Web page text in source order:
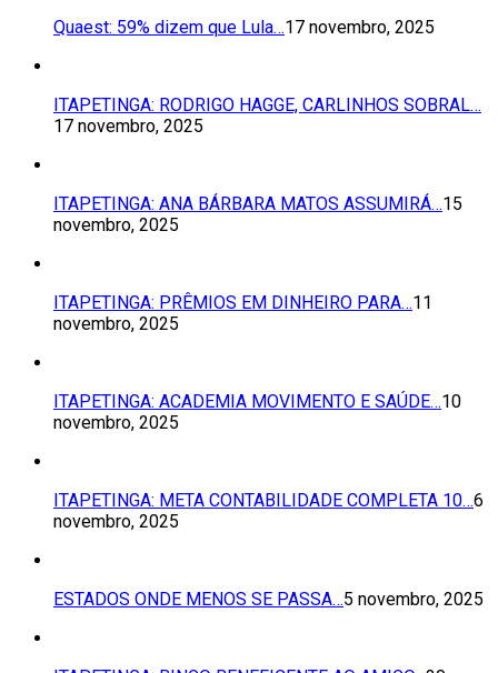
Quaest: 59% dizem que Lula…17 novembro, 2025
ITAPETINGA: RODRIGO HAGGE, CARLINHOS SOBRAL…
17 novembro, 2025
ITAPETINGA: ANA BÁRBARA MATOS ASSUMIRÁ…15
novembro, 2025
ITAPETINGA: PRÊMIOS EM DINHEIRO PARA…11
novembro, 2025
ITAPETINGA: ACADEMIA MOVIMENTO E SAÚDE…10
novembro, 2025
ITAPETINGA: META CONTABILIDADE COMPLETA 10…6
novembro, 2025
ESTADOS ONDE MENOS SE PASSA…5 novembro, 2025